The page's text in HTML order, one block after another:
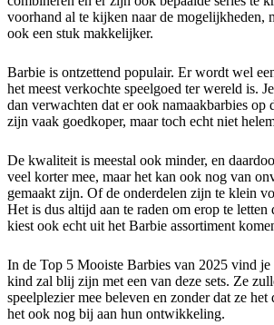
voorhand al te kijken naar de mogelijkheden,
ook een stuk makkelijker.
Barbie is ontzettend populair. Er wordt wel
het meest verkochte speelgoed ter wereld is.
dan verwachten dat er ook namaakbarbies op
zijn vaak goedkoper, maar toch echt niet
De kwaliteit is meestal ook minder, en
veel korter mee, maar het kan ook nog van
gemaakt zijn. Of de onderdelen zijn te klein
Het is dus altijd aan te raden om erop te letten
kiest ook echt uit het Barbie assortiment
In de Top 5 Mooiste Barbies van 2025 vind je
kind zal blij zijn met een van deze sets. Ze
speelplezier mee beleven en zonder dat ze het
het ook nog bij aan hun ontwikkeling.